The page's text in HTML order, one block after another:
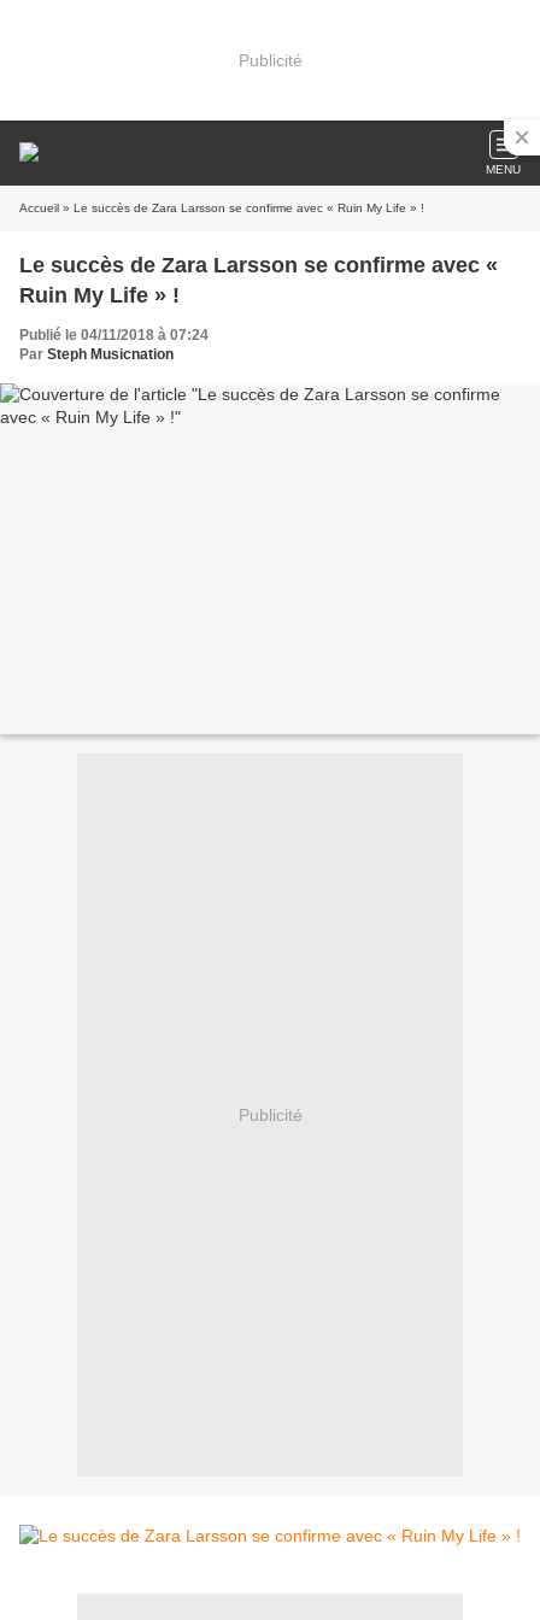
Publicité
MENU
Accueil » Le succès de Zara Larsson se confirme avec « Ruin My Life » !
Le succès de Zara Larsson se confirme avec «
Ruin My Life » !
Publié le 04/11/2018 à 07:24
Par Steph Musicnation
Publicité